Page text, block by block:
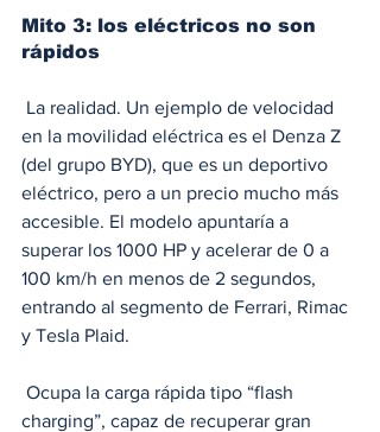
Mito 3: los eléctricos no son
rápidos
en la movilidad eléctrica es el Denza Z
(del grupo BYD), que es un deportivo
eléctrico, pero a un precio mucho más
accesible. El modelo apuntaría a
superar los 1000 HP y acelerar de 0 a
100 km/h en menos de 2 segundos,
entrando al segmento de Ferrari, Rimac
y Tesla Plaid.
charging”, capaz de recuperar gran